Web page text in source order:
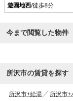
遊園地西/徒歩8分
今まで閲覧した物件
所沢市の賃貸を探す
所沢市+給湯 所沢市+